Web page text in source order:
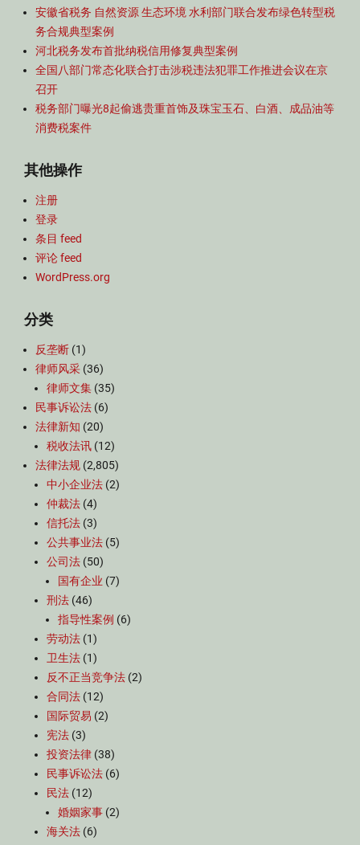
安徽省税务 自然资源 生态环境 水利部门联合发布绿色转型税
务合规典型案例
河北税务发布首批纳税信用修复典型案例
全国八部门常态化联合打击涉税违法犯罪工作推进会议在京
召开
税务部门曝光8起偷逃贵重首饰及珠宝玉石、白酒、成品油等
消费税案件
其他操作
注册
登录
条目 feed
评论 feed
WordPress.org
分类
反垄断 (1)
律师风采 (36)
律师文集 (35)
民事诉讼法 (6)
法律新知 (20)
税收法讯 (12)
法律法规 (2,805)
中小企业法 (2)
仲裁法 (4)
信托法 (3)
公共事业法 (5)
公司法 (50)
国有企业 (7)
刑法 (46)
指导性案例 (6)
劳动法 (1)
卫生法 (1)
反不正当竞争法 (2)
合同法 (12)
国际贸易 (2)
宪法 (3)
投资法律 (38)
民事诉讼法 (6)
民法 (12)
婚姻家事 (2)
海关法 (6)